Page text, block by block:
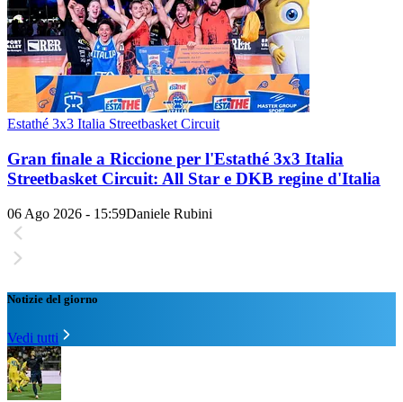
Estathé 3x3 Italia Streetbasket Circuit
Gran finale a Riccione per l'Estathé 3x3 Italia
Streetbasket Circuit: All Star e DKB regine d'Italia
06 Ago 2026 - 15:59Daniele Rubini
Notizie del giorno
Vedi tutti